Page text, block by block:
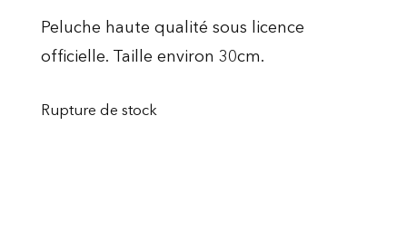
Peluche haute qualité sous licence
officielle. Taille environ 30cm.
Rupture de stock